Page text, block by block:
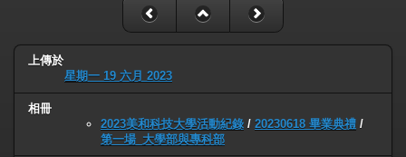
上傳於
星期一 19 六月 2023
相冊
2023美和科技大學活動紀錄 / 20230618 畢業典禮 /
第一場_大學部與專科部